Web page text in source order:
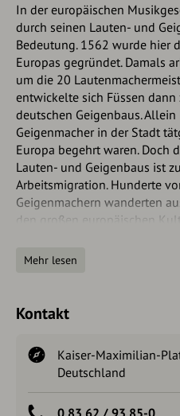
In der europäischen
durch seinen Lauten- und
Bedeutung. 1562 wurde hier
Europas gegründet. Damals
um die 20
entwickelte sich Füssen
deutschen Geigenbaus.
Geigenmacher in der Stadt
Europa begehrt waren. Doch
Lauten- und Geigenbaus ist
Arbeitsmigration. Hunderte
Geigenmachern wanderten
den großen europäischen
gründen. So wurde auch der
Kaiserstadt Wien wurde von
monopolartig dominiert. Der
Füssener Land war der in
Geißenhof, der „Wiener
großes Talent so hohe
18. Jahrhundert neben Paris
Mehr lesen
Kontakt
Kaiser-Maximilian-
Deutschland
0 83 62 / 93 85-0